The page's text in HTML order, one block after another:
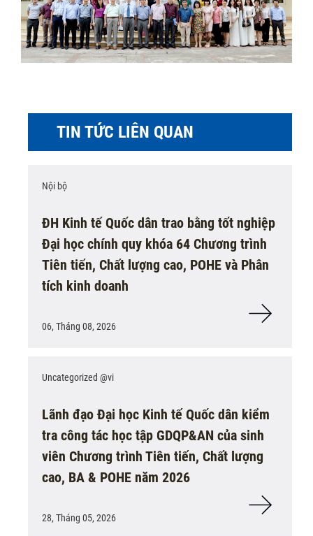
TIN TỨC LIÊN QUAN
Nội bộ
ĐH Kinh tế Quốc dân trao bằng tốt nghiệp
Đại học chính quy khóa 64 Chương trình
Tiên tiến, Chất lượng cao, POHE và Phân
tích kinh doanh
06, Tháng 08, 2026
Uncategorized @vi
Lãnh đạo Đại học Kinh tế Quốc dân kiểm
tra công tác học tập GDQP&AN của sinh
viên Chương trình Tiên tiến, Chất lượng
cao, BA & POHE năm 2026
28, Tháng 05, 2026